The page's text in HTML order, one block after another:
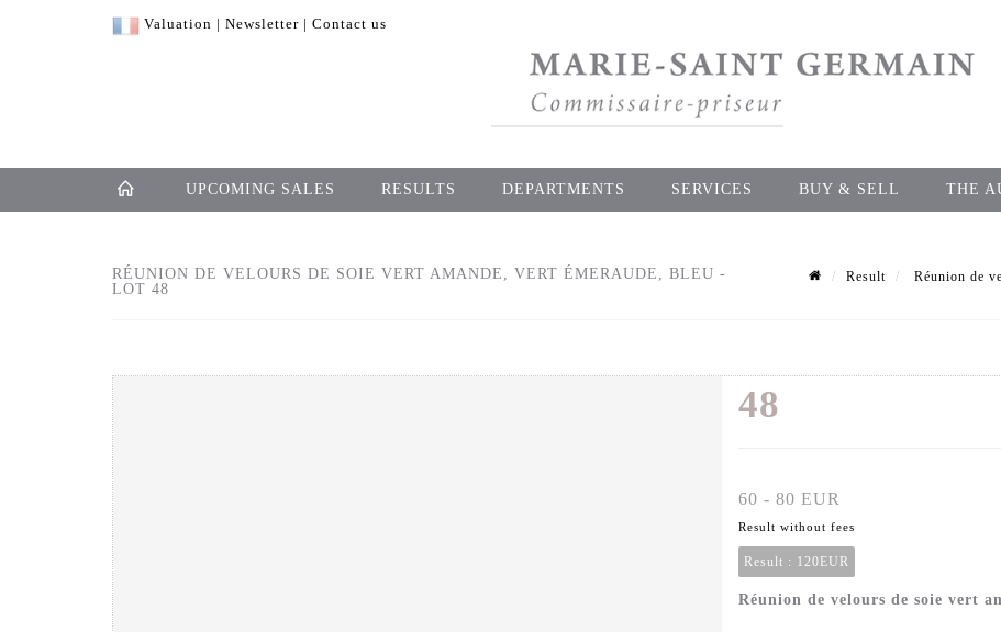
Valuation | Newsletter | Contact us
UPCOMING SALES RESULTS DEPARTMENTS SERVICES BUY & SELL THE
RÉUNION DE VELOURS DE SOIE VERT AMANDE, VERT ÉMERAUDE, BLEU -
LOT 48
Result
Réunion de
48
60 - 80 EUR
Result without fees
Result : 120EUR
Réunion de velours de soie vert